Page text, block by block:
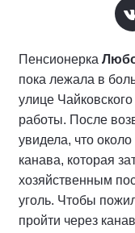
Пенсионерка
пока лежала в
улице
работы. После
увидела, что
канава, которая
хозяйственным
уголь. Чтобы
пройти через